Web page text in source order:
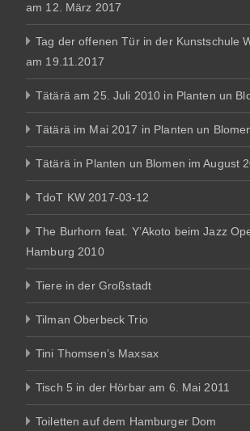
am 12. März 2017
Tag der offenen Tür in der Kunstschule
am 19.11.2017
Tätärä am 25. Juli 2010 in Planten un
Tätärä im Mai 2017 in Planten un
Tätärä in Planten un Blomen im August
TdoT KW 2017-03-12
The Burhorn feat. Y’Akoto beim Jazz
Hamburg 2010
Tiere in der Großstadt
Tilman Oberbeck Trio
Tini Thomsen’s Maxsax
Tisch 5 in der Hörbar am 6. Mai 2011
Toiletten auf dem Hamburger Dom